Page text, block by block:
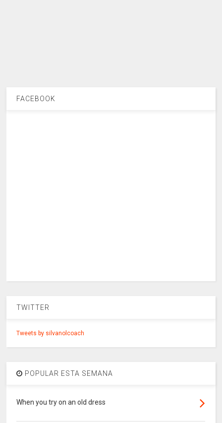
FACEBOOK
TWITTER
Tweets by silvanolcoach
POPULAR ESTA SEMANA
When you try on an old dress